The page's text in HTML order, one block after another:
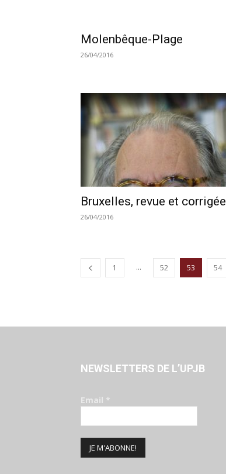
Molenbêque-Plage
26/04/2016
Bruxelles, revue et corrigée
26/04/2016
1 ... 52 53 54
NEWSLETTERS DE L’UPJB
Email *